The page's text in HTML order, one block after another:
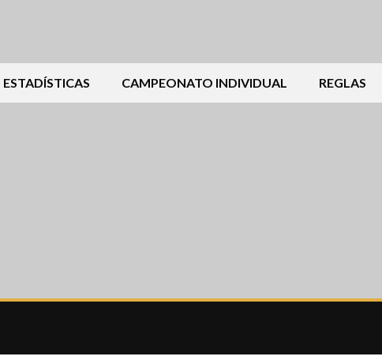
ESTADÍSTICAS CAMPEONATO INDIVIDUAL REGLAS